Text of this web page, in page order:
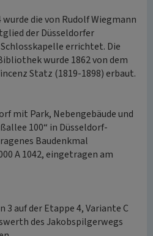
die von Rudolf Wiegmann
der Düsseldorfer
errichtet. Die
wurde 1862 von dem
Statz (1819-1898) erbaut.
mit Park, Nebengebäude und
100“ in Düsseldorf-
Baudenkmal
A 1042, eingetragen am
auf der Etappe 4, Variante C
des Jakobspilgerwegs